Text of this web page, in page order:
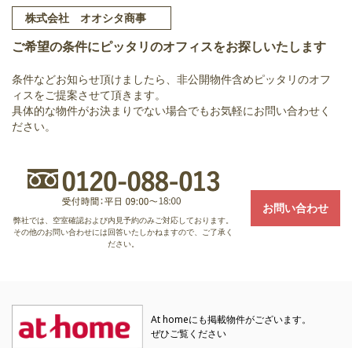
株式会社 オオシタ商事
ご希望の条件にピッタリのオフィスをお探しいたします
条件などお知らせ頂けましたら、非公開物件含めピッタリのオフ
ィスをご提案させて頂きます。
具体的な物件がお決まりでない場合でもお気軽にお問い合わせく
ださい。
弊社では、空室確認および内見予約のみご対応しております。
その他のお問い合わせには回答いたしかねますので、ご了承く
ださい。
お問い合わせ
At homeにも掲載物件がございます。
ぜひご覧ください